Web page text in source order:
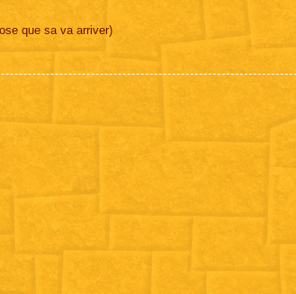
que sa va arriver)